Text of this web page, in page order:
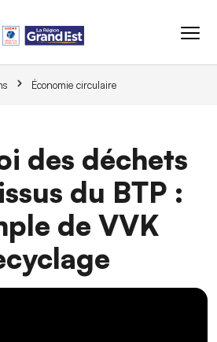
Économie circulaire
des déchets
du BTP :
de VVK